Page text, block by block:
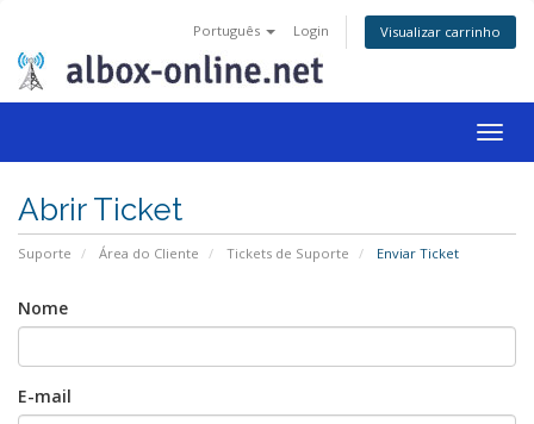
Português Login Visualizar carrinho
Abrir Ticket
Suporte Área do Cliente Tickets de Suporte Enviar Ticket
Nome
E-mail